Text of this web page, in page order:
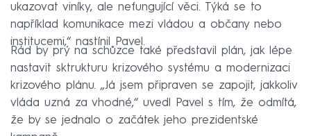
ukazovat viníky, ale nefungující věci. Týká se to
například komunikace mezi vládou a občany nebo
institucemi,“ nastínil Pavel.
Rád by prý na schůzce také představil plán, jak lépe
nastavit sktrukturu krizového systému a modernizaci
krizového plánu. „Já jsem připraven se zapojit, jakkoliv
vláda uzná za vhodné,“ uvedl Pavel s tím, že odmítá,
že by se jednalo o začátek jeho prezidentské